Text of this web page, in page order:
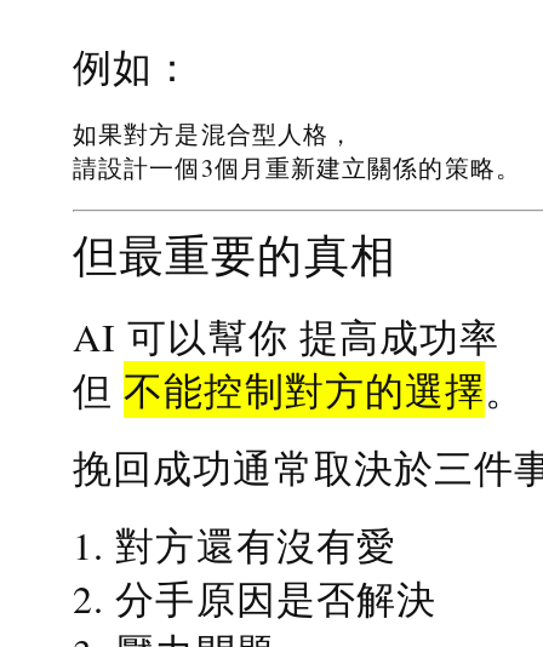
例如：
如果對方是混合型人格，
請設計一個3個月重新建立關係的策略。
但最重要的真相
AI 可以幫你 提高成功率
但不能控制對方的選擇。
挽回成功通常取決於三件
1. 對方還有沒有愛
2. 分手原因是否解決